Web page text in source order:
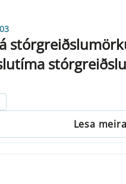
Lesa meira